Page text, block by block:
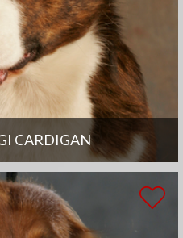
CARDIGAN